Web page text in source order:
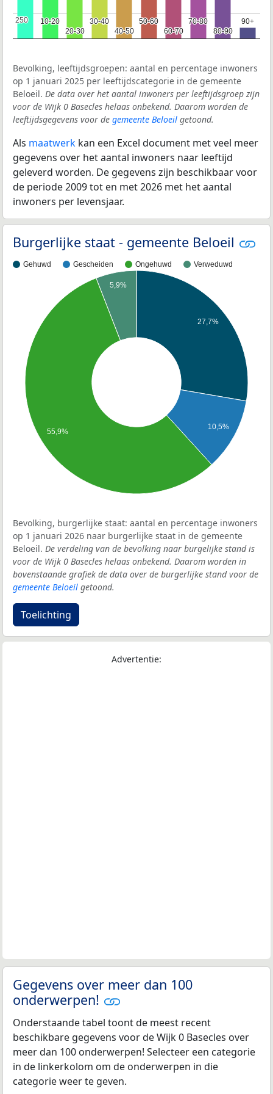
10-20
10-20
20-30
20-30
30-40
30-40
40-50
40-50
50-60
50-60
60-70
60-70
70-80
70-80
80-90
80-90
90+
90+
250
250
Bevolking, leeftijdsgroepen: aantal en percentage inwoners
op 1 januari 2025 per leeftijdscategorie in de gemeente
Beloeil. De data over het aantal inwoners per leeftijdsgroep zijn
voor de Wijk 0 Basecles helaas onbekend. Daarom worden de
leeftijdsgegevens voor de gemeente Beloeil getoond.
Als maatwerk kan een Excel document met veel meer
gegevens over het aantal inwoners naar leeftijd
geleverd worden. De gegevens zijn beschikbaar voor
de periode 2009 tot en met 2026 met het aantal
inwoners per levensjaar.
Burgerlijke staat - gemeente Beloeil
Gehuwd Gescheiden Ongehuwd Verweduwd
27,7%
10,5%
5,9%
55,9%
Bevolking, burgerlijke staat: aantal en percentage inwoners
op 1 januari 2026 naar burgerlijke staat in de gemeente
Beloeil. De verdeling van de bevolking naar burgelijke stand is
voor de Wijk 0 Basecles helaas onbekend. Daarom worden in
bovenstaande grafiek de data over de burgerlijke stand voor de
gemeente Beloeil getoond.
Toelichting
Advertentie:
Gegevens over meer dan 100
onderwerpen!
Onderstaande tabel toont de meest recent
beschikbare gegevens voor de Wijk 0 Basecles over
meer dan 100 onderwerpen! Selecteer een categorie
in de linkerkolom om de onderwerpen in die
categorie weer te geven.